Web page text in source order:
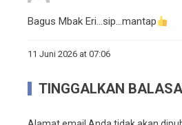
Bagus Mbak Eri…sip…mantap
11 Juni 2026 at 07:06
TINGGALKAN